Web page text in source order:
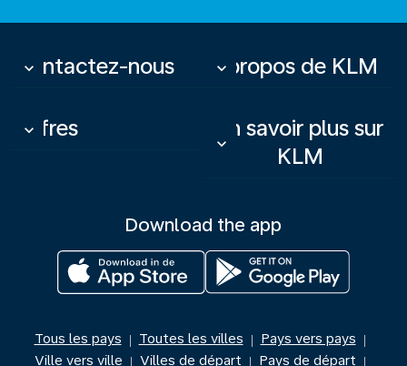
Contactez-nous
keyboard_arrow_down À propos de KLM
keyboard_arrow_down
Offres
keyboard_arrow_down
En savoir plus sur
KLM
keyboard_arrow_down
Download the app
Tous les pays | Toutes les villes | Pays vers pays |
Ville vers ville | Villes de départ | Pays de départ |